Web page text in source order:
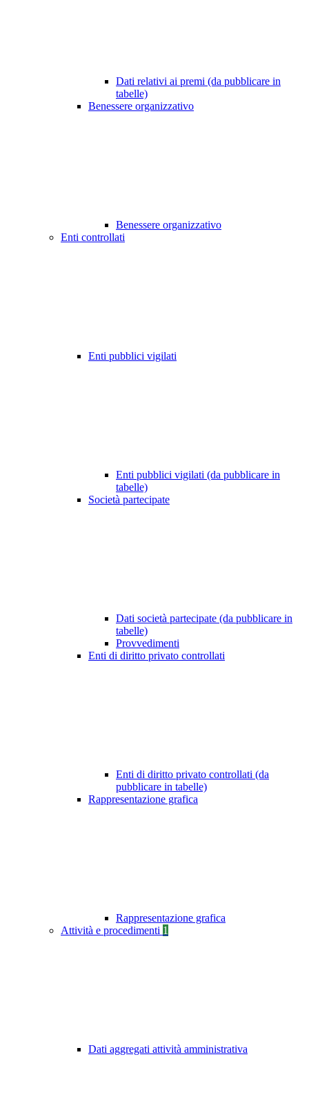
Dati relativi ai premi (da pubblicare in
tabelle)
Benessere organizzativo
Benessere organizzativo
Enti controllati
Enti pubblici vigilati
Enti pubblici vigilati (da pubblicare in
tabelle)
Società partecipate
Dati società partecipate (da pubblicare in
tabelle)
Provvedimenti
Enti di diritto privato controllati
Enti di diritto privato controllati (da
pubblicare in tabelle)
Rappresentazione grafica
Rappresentazione grafica
Attività e procedimenti 1
Dati aggregati attività amministrativa